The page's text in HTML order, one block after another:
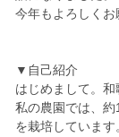
今年もよろしく
▼自己紹介
はじめまして。
私の農園では、
を栽培しています